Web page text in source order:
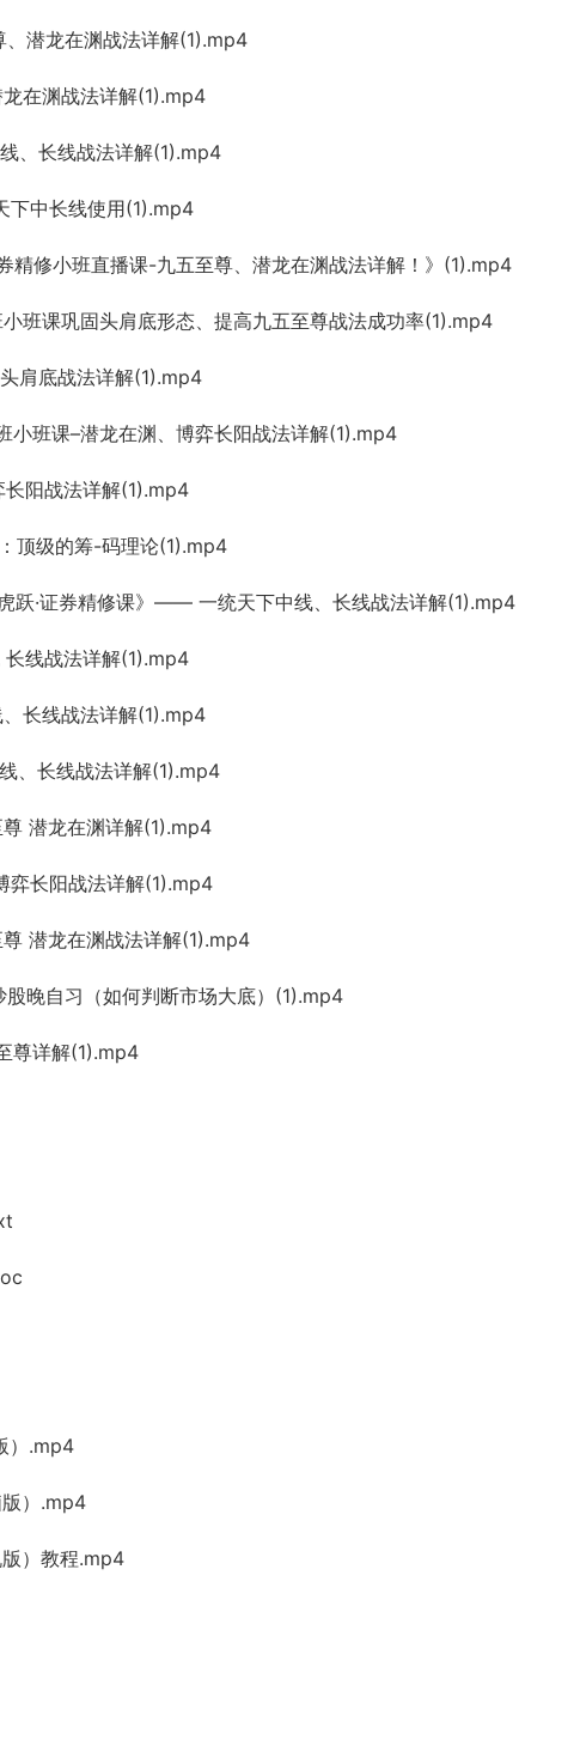
潜龙在渊战法详解(1).mp4
在渊战法详解(1).mp4
、长线战法详解(1).mp4
中长线使用(1).mp4
修小班直播课-九五至尊、潜龙在渊战法详解！》(1).mp4
班课巩固头肩底形态、提高九五至尊战法成功率(1).mp4
肩底战法详解(1).mp4
班课–潜龙在渊、博弈长阳战法详解(1).mp4
阳战法详解(1).mp4
顶级的筹-码理论(1).mp4
·证券精修课》—— 一统天下中线、长线战法详解(1).mp4
线战法详解(1).mp4
长线战法详解(1).mp4
、长线战法详解(1).mp4
潜龙在渊详解(1).mp4
长阳战法详解(1).mp4
潜龙在渊战法详解(1).mp4
晚自习（如何判断市场大底）(1).mp4
尊详解(1).mp4
）.mp4
）.mp4
）教程.mp4